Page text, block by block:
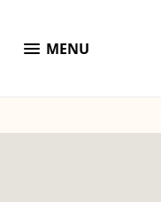
menu MENU